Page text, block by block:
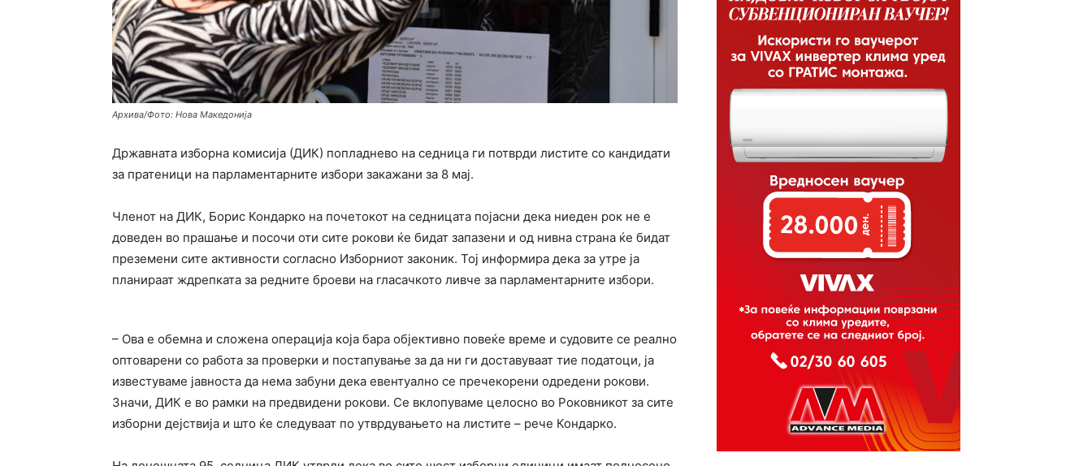
Архива/Фото: Нова Македонија
Државната изборна комисија (ДИК) попладнево на седница ги потврди листите со кандидати
за пратеници на парламентарните избори закажани за 8 мај.
Членот на ДИК, Борис Кондарко на почетокот на седницата појасни дека ниеден рок не е
доведен во прашање и посочи оти сите рокови ќе бидат запазени и од нивна страна ќе бидат
преземени сите активности согласно Изборниот законик. Тој информира дека за утре ја
планираат ждрепката за редните броеви на гласачкото ливче за парламентарните избори.
– Ова е обемна и сложена операција која бара објективно повеќе време и судовите се реално
оптоварени со работа за проверки и постапување за да ни ги доставуваат тие податоци, ја
известуваме јавноста да нема забуни дека евентуално се пречекорени одредени рокови.
Значи, ДИК е во рамки на предвидени рокови. Се вклопуваме целосно во Роковникот за сите
изборни дејствија и што ќе следуваат по утврдувањето на листите – рече Кондарко.